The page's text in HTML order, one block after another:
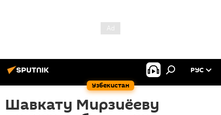
Узбекистан
РУС
Шавкату Мирзиёеву